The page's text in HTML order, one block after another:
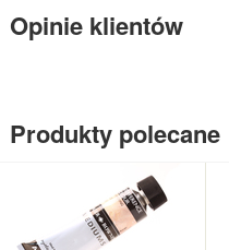
Opinie klientów
Produkty polecane